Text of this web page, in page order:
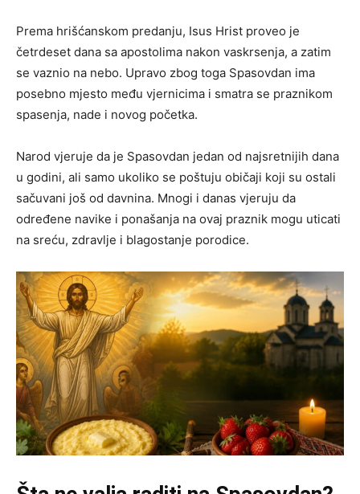
Prema hrišćanskom predanju, Isus Hrist proveo je
četrdeset dana sa apostolima nakon vaskrsenja, a zatim
se vaznio na nebo. Upravo zbog toga Spasovdan ima
posebno mjesto među vjernicima i smatra se praznikom
spasenja, nade i novog početka.
Narod vjeruje da je Spasovdan jedan od najsretnijih dana
u godini, ali samo ukoliko se poštuju običaji koji su ostali
sačuvani još od davnina. Mnogi i danas vjeruju da
određene navike i ponašanja na ovaj praznik mogu uticati
na sreću, zdravlje i blagostanje porodice.